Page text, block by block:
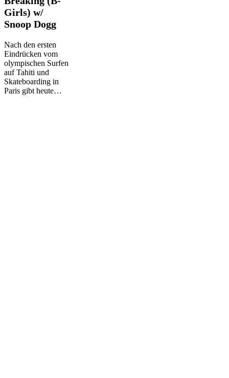
(Park,
Race),
Breaking
Girls)
w/
Snoop
Dogg
Girls) w/
Snoop Dogg
Nach den ersten
Eindrücken vom
olympischen Surfen
auf Tahiti und
Skateboarding in
Paris gibt heute…